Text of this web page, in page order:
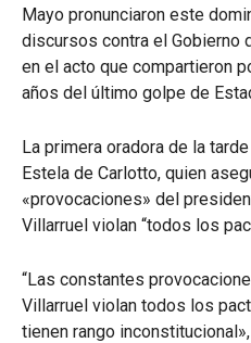
Mayo pronunciaron este
discursos contra el Gobierno
en el acto que compartieron
años del último golpe de
La primera oradora de la
Estela de Carlotto, quien
«provocaciones» del
Villarruel violan “todos los
“Las constantes
Villarruel violan todos los
tienen rango